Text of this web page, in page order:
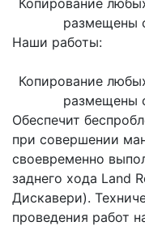
размещены
Наши работы:
Копирование
размещены
Обеспечит
при совершении
своевременно
заднего хода Land
Дискавери).
проведения работ